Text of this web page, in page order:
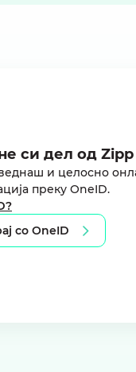
си дел од Zipp
и целосно
преку OneID.
со OneID